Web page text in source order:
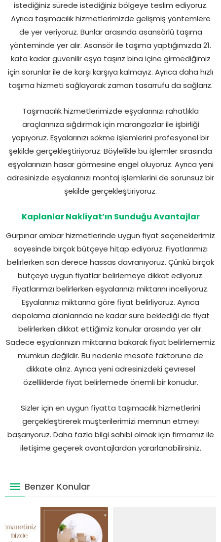
istediğiniz sürede istediğiniz bölgeye teslim ediyoruz.
Ayrıca taşımacılık hizmetlerimizde gelişmiş yöntemlere
de yer veriyoruz. Bunlar arasında asansörlü taşıma
yönteminde yer alır. Asansör ile taşıma yaptığımızda 21.
kata kadar güvenilir eşya taşırız bina içine girmediğimiz
için sorunlar ile de karşı karşıya kalmayız. Ayrıca daha hızlı
taşıma hizmeti sağlayarak zaman tasarrufu da sağlarız.
Taşımacılık hizmetlerimizde eşyalarınızı rahatlıkla
araçlarınıza sığdırmak için marangozlar ile işbirliği
yapıyoruz. Eşyalarınızı sökme işlemlerini profesyonel bir
şekilde gerçekleştiriyoruz. Böylelikle bu işlemler sırasında
eşyalarınızın hasar görmesine engel oluyoruz. Ayrıca yeni
adresinizde eşyalarınızı montaj işlemlerini de sorunsuz bir
şekilde gerçekleştiriyoruz.
Kaplanlar Nakliyat’ın Sunduğu Avantajlar
Gürpınar ambar hizmetlerinde uygun fiyat seçeneklerimiz
sayesinde birçok bütçeye hitap ediyoruz. Fiyatlarımızı
belirlerken son derece hassas davranıyoruz. Çünkü birçok
bütçeye uygun fiyatlar belirlemeye dikkat ediyoruz.
Fiyatlarımızı belirlerken eşyalarınızı miktarını inceliyoruz.
Eşyalarınızı miktarına göre fiyat belirliyoruz. Ayrıca
depolama alanlarında ne kadar süre beklediği de fiyat
belirlerken dikkat ettiğimiz konular arasında yer alır.
Sadece eşyalarınızın miktarına bakarak fiyat belirlememiz
mümkün değildir. Bu nedenle mesafe faktörüne de
dikkate alırız. Ayrıca yeni adresinizdeki çevresel
özelliklerde fiyat belirlemede önemli bir konudur.
Sizler için en uygun fiyatta taşımacılık hizmetlerini
gerçekleştirerek müşterilerimizi memnun etmeyi
başarıyoruz. Daha fazla bilgi sahibi olmak için firmamız ile
iletişime geçerek avantajlardan yararlanabilirsiniz.
Benzer Konular